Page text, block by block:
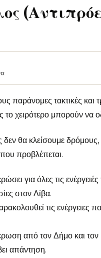
παράνομες τακτικές
χειρότερο μπορούν να
δεν θα κλείσουμε
προβλέπεται.
για όλες τις
στον Λίβα.
τις ενέργειες
από τον Δήμο και
απάντηση.